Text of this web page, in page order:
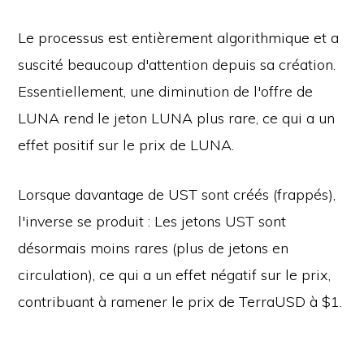
Le processus est entièrement algorithmique et a
suscité beaucoup d'attention depuis sa création.
Essentiellement, une diminution de l'offre de
LUNA rend le jeton LUNA plus rare, ce qui a un
effet positif sur le prix de LUNA.
Lorsque davantage de UST sont créés (frappés),
l'inverse se produit : Les jetons UST sont
désormais moins rares (plus de jetons en
circulation), ce qui a un effet négatif sur le prix,
contribuant à ramener le prix de TerraUSD à $1.